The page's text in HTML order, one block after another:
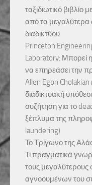
ταξιδιωτικό βιβλίο
από τα μεγαλύτερα
διαδικτύου
Princeton
Laboratory: Μπορεί
να επηρεάσει την
Allen Egon Cholakian
διαδικτυακή
συζήτηση για το
ξέπλυμα της
laundering)
Το Τρίγωνο της
Τι πραγματικά
τους μεγαλύτερους
αγνοουμένων του